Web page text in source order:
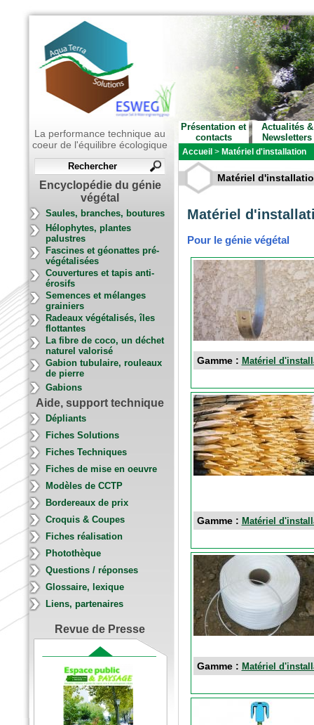
La performance technique au
coeur de l'équilibre écologique
Encyclopédie du génie
végétal
Saules, branches, boutures
Hélophytes, plantes
palustres
Fascines et géonattes pré-
végétalisées
Couvertures et tapis anti-
érosifs
Semences et mélanges
grainiers
Radeaux végétalisés, îles
flottantes
La fibre de coco, un déchet
naturel valorisé
Gabion tubulaire, rouleaux
de pierre
Gabions
Aide, support technique
Dépliants
Fiches Solutions
Fiches Techniques
Fiches de mise en oeuvre
Modèles de CCTP
Bordereaux de prix
Croquis & Coupes
Fiches réalisation
Photothèque
Questions / réponses
Glossaire, lexique
Liens, partenaires
Revue de Presse
Présentation et
contacts
Actualités &
Newsletters
Accueil > Matériel d'installation
Matériel
Matériel
Pour le génie végétal
Gamme : Matériel
Gamme : Matériel
Gamme : Matériel